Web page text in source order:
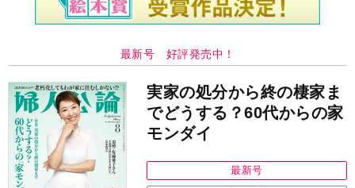
最新号 好評発売中！
実家の処分から終の棲家ま
でどうする？60代からの家
モンダイ
最新号